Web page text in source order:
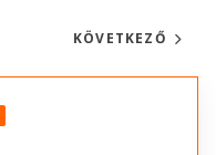
KÖVETKEZŐ